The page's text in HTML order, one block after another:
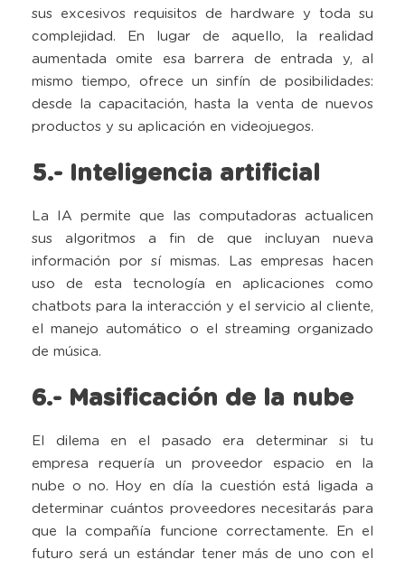
sus excesivos requisitos de hardware y toda su
complejidad. En lugar de aquello, la realidad
aumentada omite esa barrera de entrada y, al
mismo tiempo, ofrece un sinfín de posibilidades:
desde la capacitación, hasta la venta de nuevos
productos y su aplicación en videojuegos.
5.- Inteligencia artificial
La IA permite que las computadoras actualicen
sus algoritmos a fin de que incluyan nueva
información por sí mismas. Las empresas hacen
uso de esta tecnología en aplicaciones como
chatbots para la interacción y el servicio al cliente,
el manejo automático o el streaming organizado
de música.
6.- Masificación de la nube
El dilema en el pasado era determinar si tu
empresa requería un proveedor espacio en la
nube o no. Hoy en día la cuestión está ligada a
determinar cuántos proveedores necesitarás para
que la compañía funcione correctamente. En el
futuro será un estándar tener más de uno con el